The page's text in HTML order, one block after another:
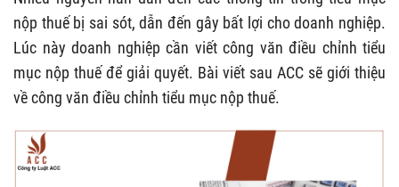
nộp thuế bị sai sót, dẫn đến gây bất lợi cho doanh nghiệp.
Lúc này doanh nghiệp cần viết công văn điều chỉnh tiểu
mục nộp thuế để giải quyết. Bài viết sau ACC sẽ giới thiệu
về công văn điều chỉnh tiểu mục nộp thuế.